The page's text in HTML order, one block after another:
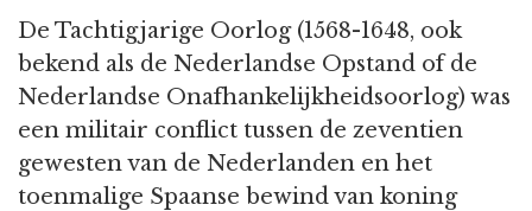
De Tachtigjarige Oorlog (1568-1648, ook
bekend als de Nederlandse Opstand of de
Nederlandse Onafhankelijkheidsoorlog) was
een militair conflict tussen de zeventien
gewesten van de Nederlanden en het
toenmalige Spaanse bewind van koning